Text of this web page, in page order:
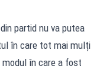
partid nu va putea
în care tot mai mulți
modul în care a fost